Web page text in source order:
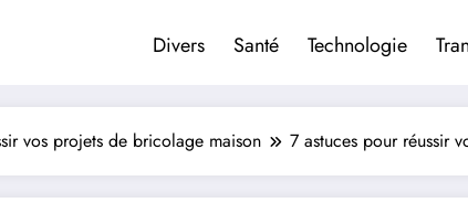
Divers Santé Technologie
vos projets de bricolage maison 7 astuces pour réussir